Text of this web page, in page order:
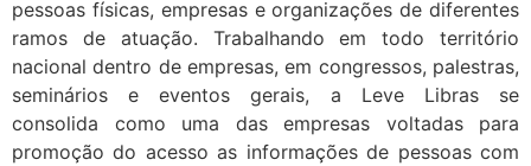
pessoas físicas, empresas e organizações de diferentes
ramos de atuação. Trabalhando em todo território
nacional dentro de empresas, em congressos, palestras,
seminários e eventos gerais, a Leve Libras se
consolida como uma das empresas voltadas para
promoção do acesso as informações de pessoas com